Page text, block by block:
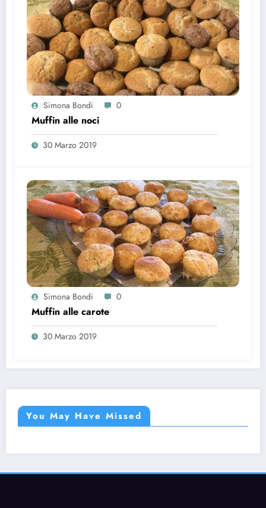
Simona Bondi 0
Muffin alle noci
30 Marzo 2019
Simona Bondi 0
Muffin alle carote
30 Marzo 2019
You May Have Missed